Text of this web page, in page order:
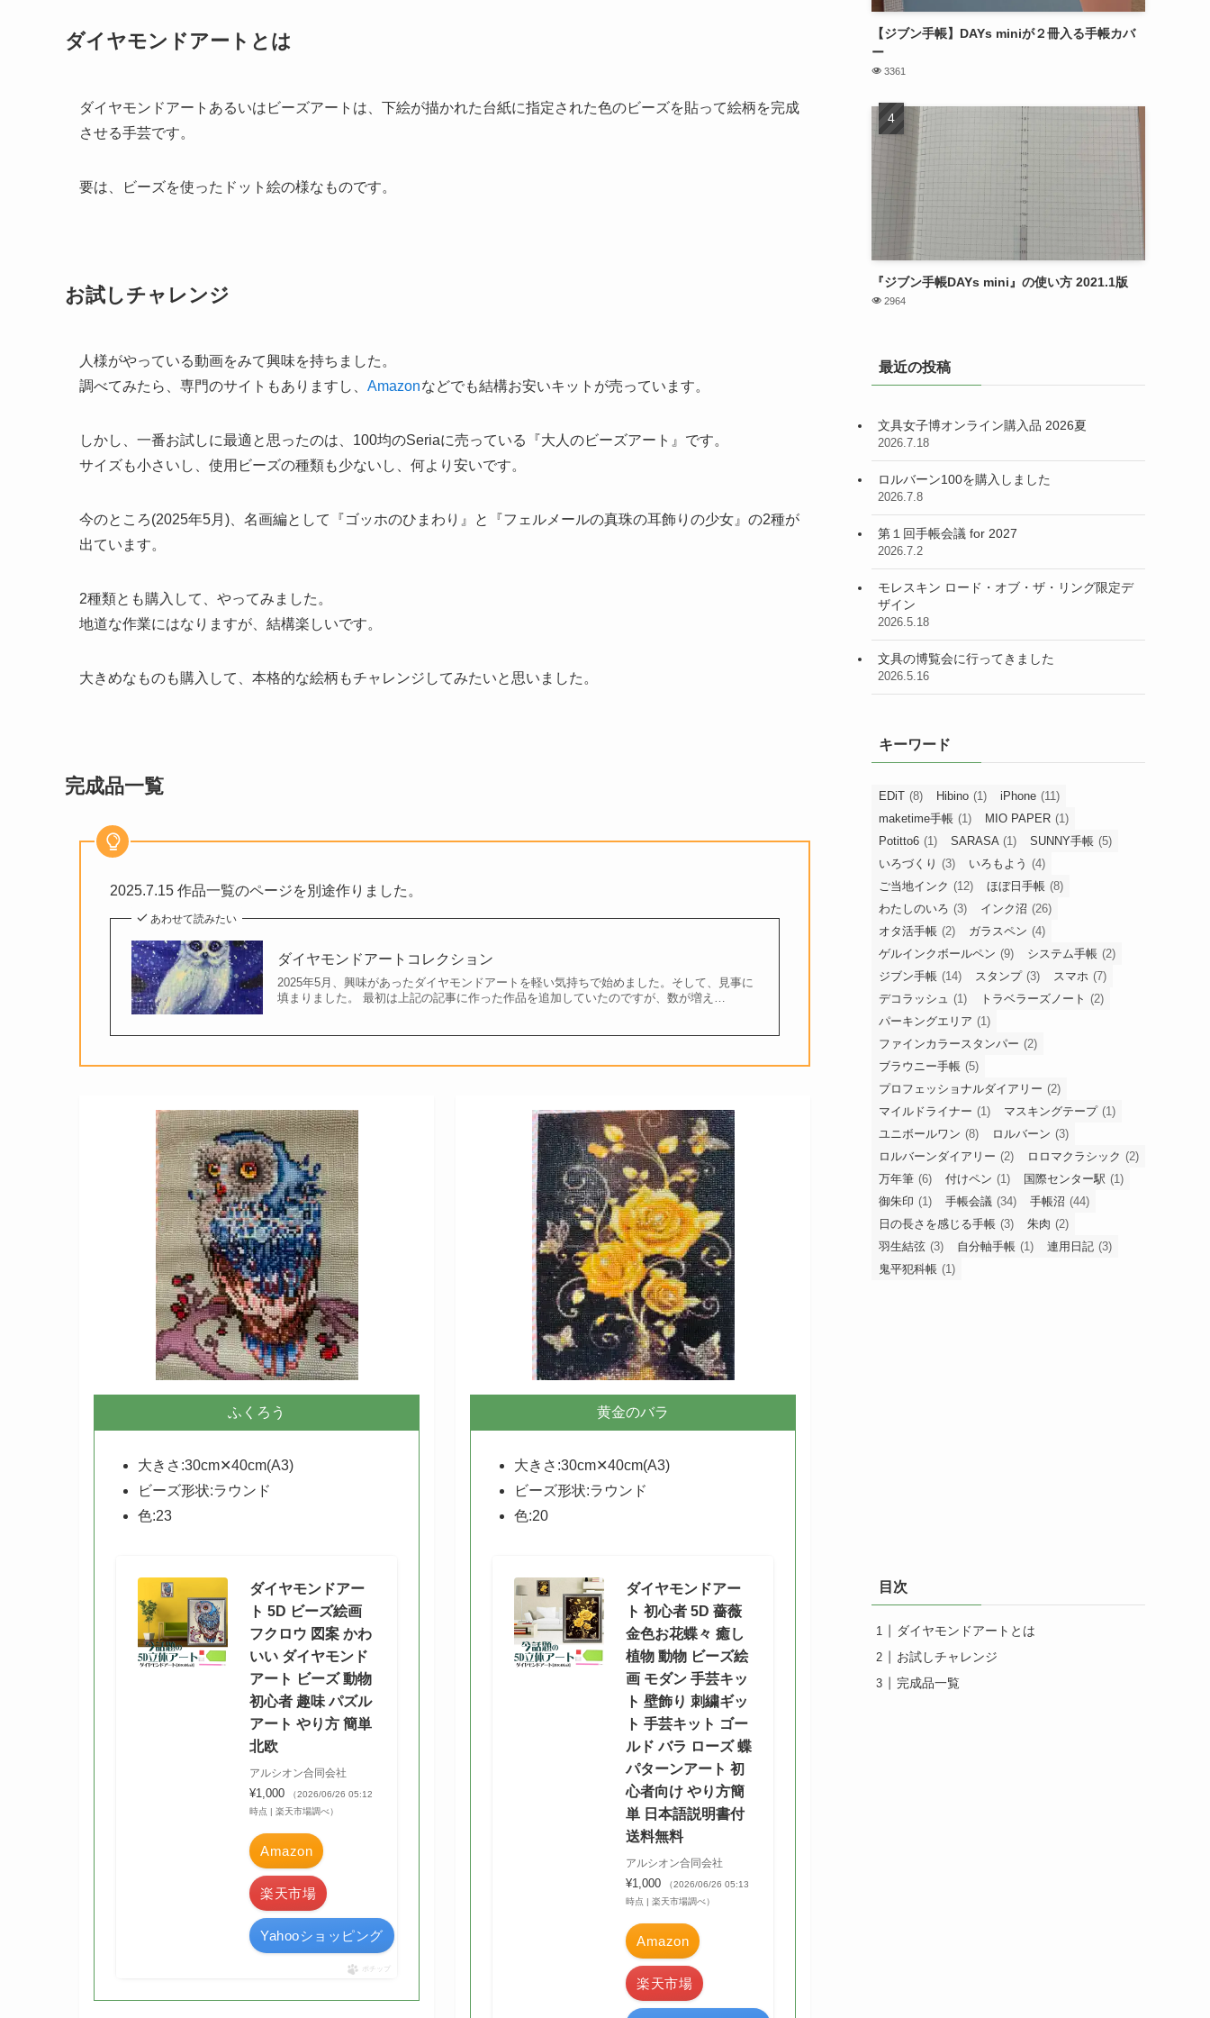
ダイヤモンドアートとは
ダイヤモンドアートあるいはビーズアートは、下絵が描かれた台紙に指定された色のビーズを貼って絵柄を完成
させる手芸です。
要は、ビーズを使ったドット絵の様なものです。
お試しチャレンジ
人様がやっている動画をみて興味を持ちました。
調べてみたら、専門のサイトもありますし、 Amazonなどでも結構お安いキットが売っています。
しかし、一番お試しに最適と思ったのは、100均のSeriaに売っている『大人のビーズアート』です。
サイズも小さいし、使用ビーズの種類も少ないし、何より安いです。
今のところ(2025年5月)、名画編として『ゴッホのひまわり』と『フェルメールの真珠の耳飾りの少女』の2種が
出ています。
2種類とも購入して、やってみました。
地道な作業にはなりますが、結構楽しいです。
大きめなものも購入して、本格的な絵柄もチャレンジしてみたいと思いました。
完成品一覧
2025.7.15 作品一覧のページを別途作りました。
あわせて読みたい
ダイヤモンドアートコレクション
2025年5月、興味があったダイヤモンドアートを軽い気持ちで始めました。そして、見事に
填まりました。 最初は上記の記事に作った作品を追加していたのですが、数が増え…
ふくろう
大きさ:30cm✕40cm(A3)
ビーズ形状:ラウンド
色:23
ダイヤモンドアー
ト 5D ビーズ絵画
フクロウ 図案 かわ
いい ダイヤモンド
アート ビーズ 動物
初心者 趣味 パズル
アート やり方 簡単
北欧
アルシオン合同会社
¥1,000
（2026/06/26 05:12
時点 | 楽天市場調べ）
Amazon
楽天市場
Yahooショッピング
ポチップ
黄金のバラ
大きさ:30cm✕40cm(A3)
ビーズ形状:ラウンド
色:20
ダイヤモンドアー
ト 初心者 5D 薔薇
金色お花蝶々 癒し
植物 動物 ビーズ絵
画 モダン 手芸キッ
ト 壁飾り 刺繍ギッ
ト 手芸キット ゴー
ルド バラ ローズ 蝶
パターンアート 初
心者向け やり方簡
単 日本語説明書付
送料無料
アルシオン合同会社
¥1,000
（2026/06/26 05:13
時点 | 楽天市場調べ）
Amazon
楽天市場
【ジブン手帳】DAYs miniが２冊入る手帳カバ
ー
3361
『ジブン手帳DAYs mini』の使い方 2021.1版
2964
最近の投稿
文具女子博オンライン購入品 2026夏
2026.7.18
ロルバーン100を購入しました
2026.7.8
第１回手帳会議 for 2027
2026.7.2
モレスキン ロード・オブ・ザ・リング限定デ
ザイン
2026.5.18
文具の博覧会に行ってきました
2026.5.16
キーワード
EDiT (8) Hibino (1) iPhone (11)
maketime手帳 (1) MIO PAPER (1)
Potitto6 (1) SARASA (1) SUNNY手帳 (5)
いろづくり (3) いろもよう (4)
ご当地インク (12) ほぼ日手帳 (8)
わたしのいろ (3) インク沼 (26)
オタ活手帳 (2) ガラスペン (4)
ゲルインクボールペン (9) システム手帳 (2)
ジブン手帳 (14) スタンプ (3) スマホ (7)
デコラッシュ (1) トラベラーズノート (2)
パーキングエリア (1)
ファインカラースタンパー (2)
ブラウニー手帳 (5)
プロフェッショナルダイアリー (2)
マイルドライナー (1) マスキングテープ (1)
ユニボールワン (8) ロルバーン (3)
ロルバーンダイアリー (2) ロロマクラシック (2)
万年筆 (6) 付けペン (1) 国際センター駅 (1)
御朱印 (1) 手帳会議 (34) 手帳沼 (44)
日の長さを感じる手帳 (3) 朱肉 (2)
羽生結弦 (3) 自分軸手帳 (1) 連用日記 (3)
鬼平犯科帳 (1)
目次
ダイヤモンドアートとは
お試しチャレンジ
完成品一覧